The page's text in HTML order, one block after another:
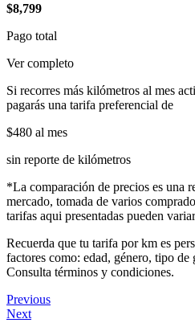
$8,799
Pago total
Ver completo
Si recorres más kilómetros al mes
pagarás una tarifa preferencial de
$480 al mes
sin reporte de kilómetros
*La comparación de precios es una
mercado, tomada de varios
tarifas aqui presentadas pueden
Recuerda que tu tarifa por km es
factores como: edad, género, tipo de
Consulta términos y condiciones.
Previous
Next